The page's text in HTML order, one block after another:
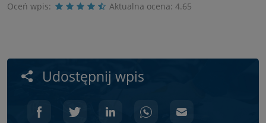
Oceń wpis: Aktualna ocena: 4.65
Udostępnij wpis